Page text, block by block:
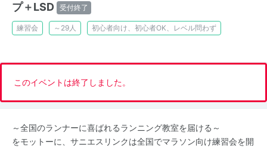
プ＋LSD 受付終了
練習会 ～29人 初心者向け、初心者OK、レベル問わず
このイベントは終了しました。
～全国のランナーに喜ばれるランニング教室を届ける～
をモットーに、サニエスリンクは全国でマラソン向け練習会を開